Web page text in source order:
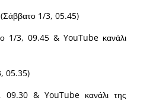
(Σάββατο 1/3, 05.45)
1/3, 09.45 & YouTube κανάλι
05.35)
09.30 & YouTube κανάλι της